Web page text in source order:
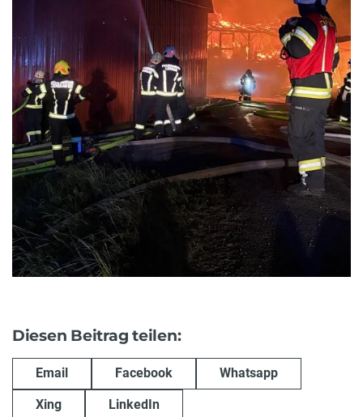
Diesen Beitrag teilen:
Email Facebook Whatsapp
Xing LinkedIn